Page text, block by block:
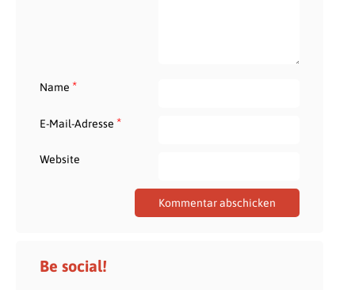
Name *
E-Mail-Adresse *
Website
Be social!